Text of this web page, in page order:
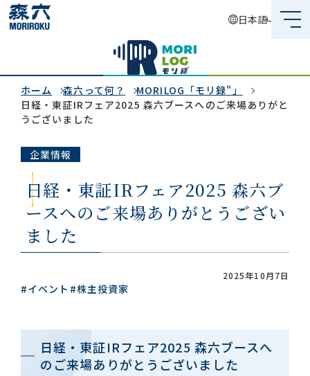
日本語
企業情報
事業内容
サステナビリティ
投資家情報
採用情報
グローバルネットワーク
お問い合わせ一覧
ホーム 森六って何？
MORILOG「モリ録"」
日経・東証IRフェア2025 森六ブースへのご来場ありがと
うございました
企業情報
日経・東証IRフェア2025 森六ブ
ースへのご来場ありがとうござい
ました
2025年10月7日
#イベント #株主投資家
日経・東証IRフェア2025 森六ブースへ
のご来場ありがとうございました